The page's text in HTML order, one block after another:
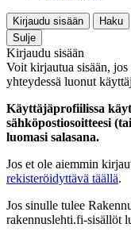
Kirjaudu sisään
Haku
Sulje
Kirjaudu sisään
Voit kirjautua sisään,
yhteydessä luonut
Käyttäjäprofiilissa
sähköpostiosoitteesi
luomasi salasana.
Jos et ole aiemmin
rekisteröidyttävä täällä.
Jos sinulle tulee
rakennuslehti.fi-sisällöt